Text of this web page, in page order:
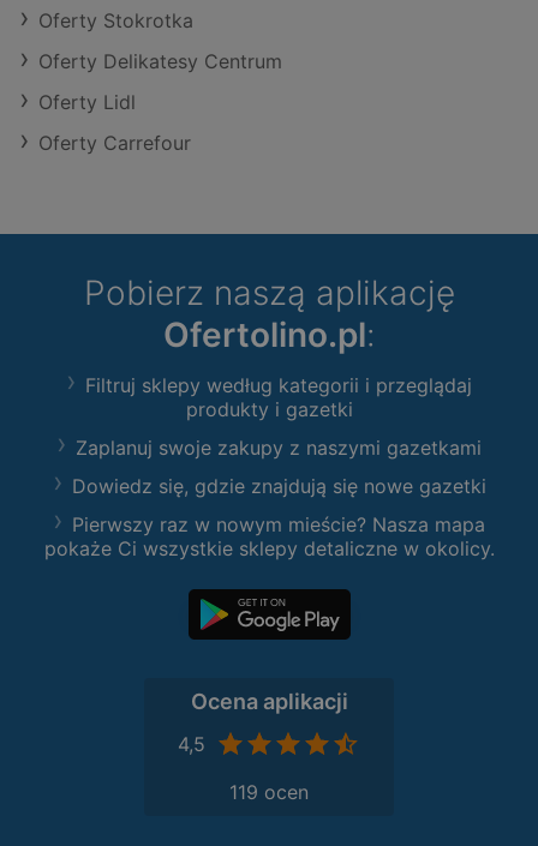
Oferty Stokrotka
Oferty Delikatesy Centrum
Oferty Lidl
Oferty Carrefour
Pobierz naszą aplikację
Ofertolino.pl:
Filtruj sklepy według kategorii i przeglądaj
produkty i gazetki
Zaplanuj swoje zakupy z naszymi gazetkami
Dowiedz się, gdzie znajdują się nowe gazetki
Pierwszy raz w nowym mieście? Nasza mapa
pokaże Ci wszystkie sklepy detaliczne w okolicy.
Ocena aplikacji
4,5
119 ocen